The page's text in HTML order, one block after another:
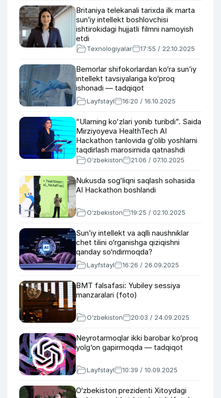
Britaniya telekanali tarixda ilk marta
sun’iy intellekt boshlovchisi
ishtirokidagi hujjatli filmni namoyish
etdi
Texnologiyalar 17:55 / 22.10.2025
Bemorlar shifokorlardan ko‘ra sun’iy
intellekt tavsiyalariga ko‘proq
ishonadi — tadqiqot
Layfstayl 16:20 / 16.10.2025
“Ularning koʻzlari yonib turibdi”. Saida
Mirziyoyeva HealthTech AI
Hackathon tanlovida gʻolib yoshlarni
taqdirlash marosimida qatnashdi
O‘zbekiston 21:06 / 07.10.2025
Nukusda sogʻliqni saqlash sohasida
AI Hackathon boshlandi
O‘zbekiston 19:25 / 02.10.2025
Sun’iy intellekt va aqlli naushniklar
chet tilini o‘rganishga qiziqishni
qanday so‘ndirmoqda?
Layfstayl 16:26 / 26.09.2025
BMT falsafasi: Yubiley sessiya
manzaralari (foto)
O‘zbekiston 20:03 / 24.09.2025
Neyrotarmoqlar ikki barobar ko‘proq
yolg‘on gapirmoqda — tadqiqot
Layfstayl 10:39 / 10.09.2025
O‘zbekiston prezidenti Xitoydagi